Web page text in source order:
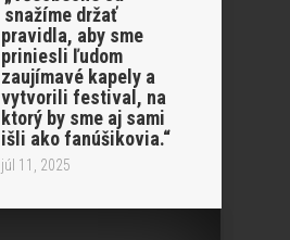
snažíme držať
pravidla, aby sme
priniesli ľudom
zaujímavé kapely a
vytvorili festival, na
ktorý by sme aj sami
išli ako fanúšikovia.“
júl 11, 2025